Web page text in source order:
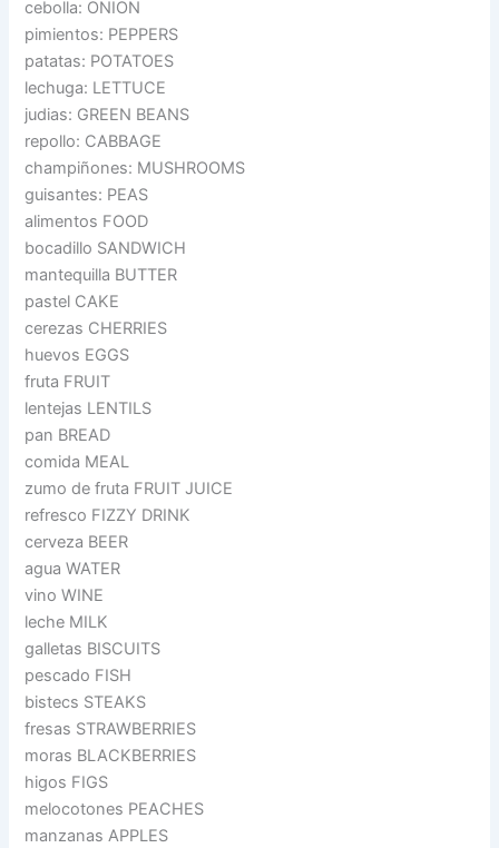
cebolla: ONION
pimientos: PEPPERS
patatas: POTATOES
lechuga: LETTUCE
judias: GREEN BEANS
repollo: CABBAGE
champiñones: MUSHROOMS
guisantes: PEAS
alimentos FOOD
bocadillo SANDWICH
mantequilla BUTTER
pastel CAKE
cerezas CHERRIES
huevos EGGS
fruta FRUIT
lentejas LENTILS
pan BREAD
comida MEAL
zumo de fruta FRUIT JUICE
refresco FIZZY DRINK
cerveza BEER
agua WATER
vino WINE
leche MILK
galletas BISCUITS
pescado FISH
bistecs STEAKS
fresas STRAWBERRIES
moras BLACKBERRIES
higos FIGS
melocotones PEACHES
manzanas APPLES